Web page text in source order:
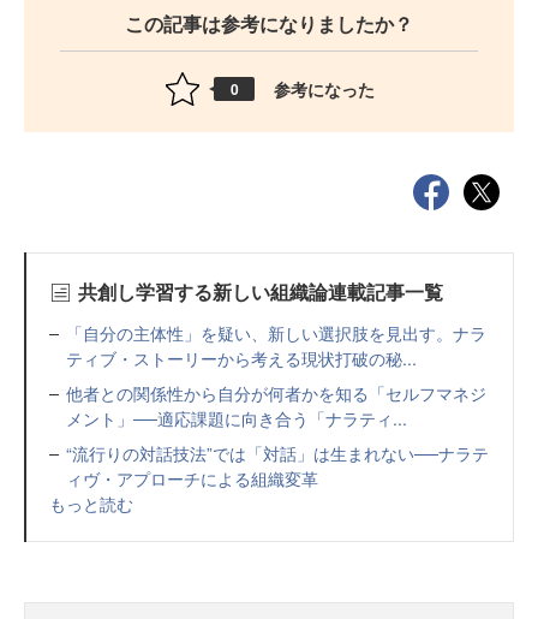
この記事は参考になりましたか？
0 参考になった
共創し学習する新しい組織論連載記事一覧
「自分の主体性」を疑い、新しい選択肢を見出す。ナラ
ティブ・ストーリーから考える現状打破の秘...
他者との関係性から自分が何者かを知る「セルフマネジ
メント」──適応課題に向き合う「ナラティ...
“流行りの対話技法”では「対話」は生まれない──ナラテ
ィヴ・アプローチによる組織変革
もっと読む